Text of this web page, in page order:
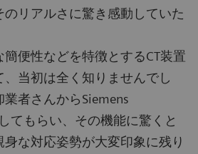
のリアルさに驚き感動していた
便性などを特徴とするCT装置
当初は全く知りませんでし
者さんからSiemens
てもらい、その機能に驚くと
身な対応姿勢が大変印象に残り